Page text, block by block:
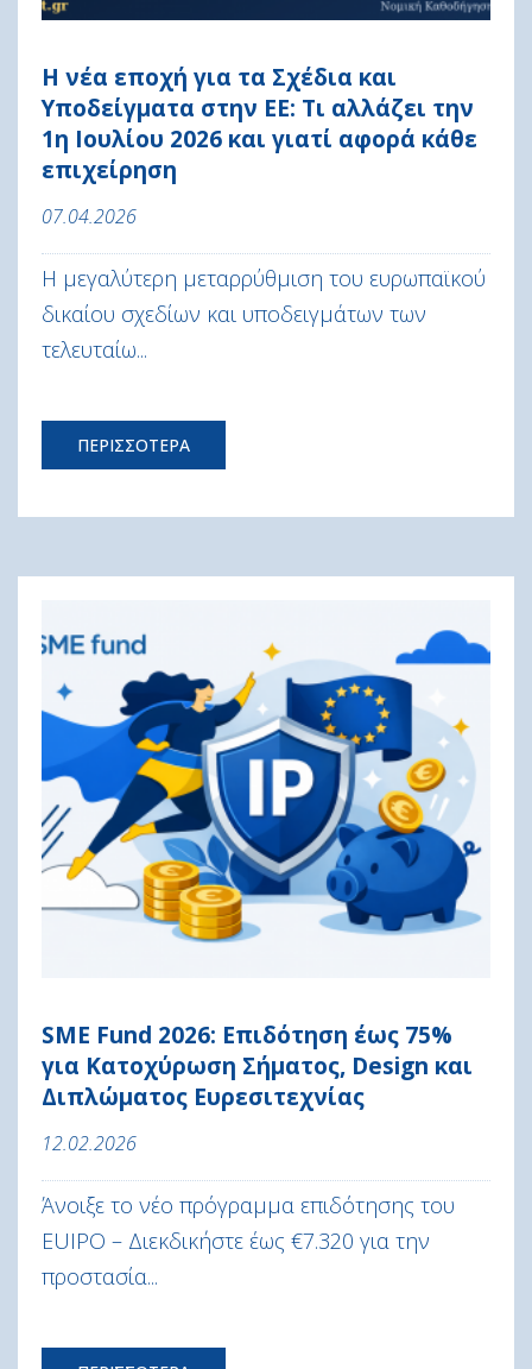
Η νέα εποχή για τα Σχέδια και
Υποδείγματα στην ΕΕ: Τι αλλάζει την
1η Ιουλίου 2026 και γιατί αφορά κάθε
επιχείρηση
07.04.2026
Η μεγαλύτερη μεταρρύθμιση του ευρωπαϊκού
δικαίου σχεδίων και υποδειγμάτων των
τελευταίω...
ΠΕΡΙΣΣΟΤΕΡΑ
SME Fund 2026: Επιδότηση έως 75%
για Κατοχύρωση Σήματος, Design και
Διπλώματος Ευρεσιτεχνίας
12.02.2026
Άνοιξε το νέο πρόγραμμα επιδότησης του
EUIPO – Διεκδικήστε έως €7.320 για την
προστασία...